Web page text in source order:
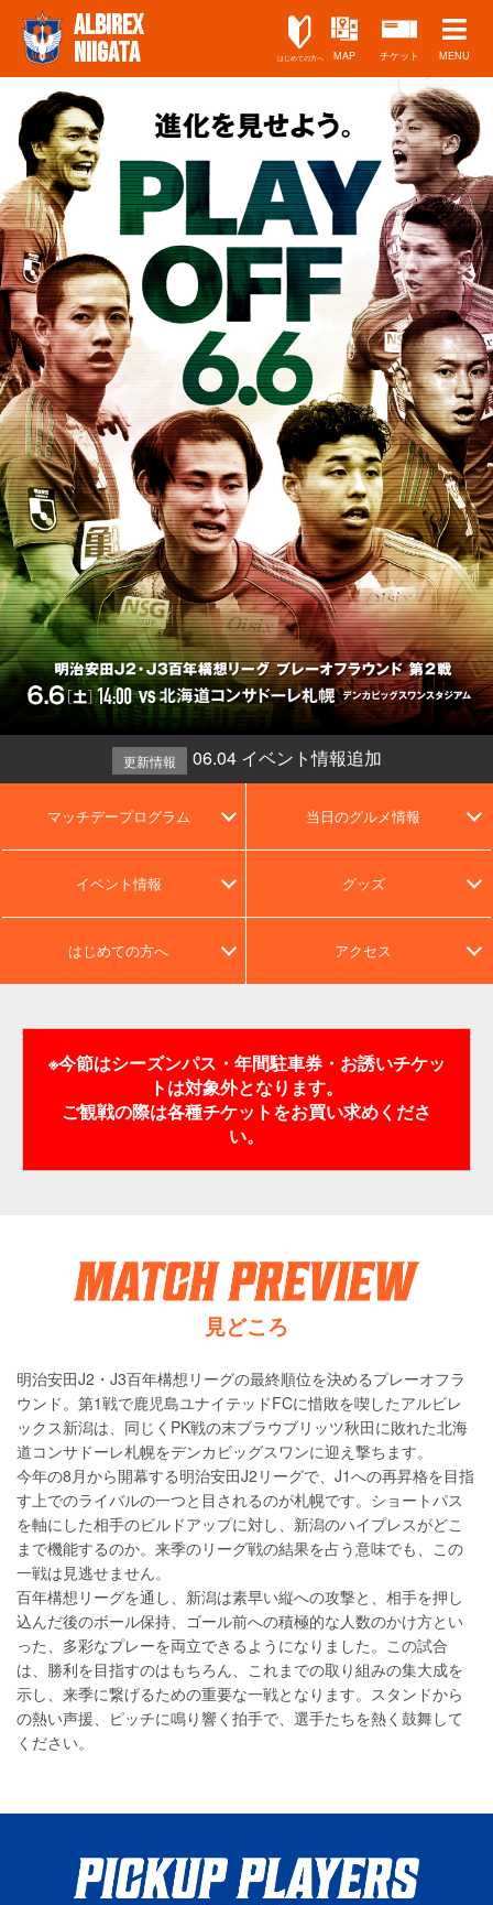
ALBIREX
NIIGATA
チケット
MAP
はじめての方へ MENU
更新情報 06.04 イベント情報追加
マッチデープログラム 当日のグルメ情報
イベント情報 グッズ
はじめての方へ アクセス
※今節はシーズンパス・年間駐車券・お誘いチケッ
トは対象外となります。
ご観戦の際は各種チケットをお買い求めくださ
い。
見どころ
明治安田J2・J3百年構想リーグの最終順位を決めるプレーオフラ
ウンド。第1戦で鹿児島ユナイテッドFCに惜敗を喫したアルビレ
ックス新潟は、同じくPK戦の末ブラウブリッツ秋田に敗れた北海
道コンサドーレ札幌をデンカビッグスワンに迎え撃ちます。
今年の8月から開幕する明治安田J2リーグで、J1への再昇格を目指
す上でのライバルの一つと目されるのが札幌です。ショートパス
を軸にした相手のビルドアップに対し、新潟のハイプレスがどこ
まで機能するのか。来季のリーグ戦の結果を占う意味でも、この
一戦は見逃せません。
百年構想リーグを通し、新潟は素早い縦への攻撃と、相手を押し
込んだ後のボール保持、ゴール前への積極的な人数のかけ方とい
った、多彩なプレーを両立できるようになりました。この試合
は、勝利を目指すのはもちろん、これまでの取り組みの集大成を
示し、来季に繋げるための重要な一戦となります。スタンドから
の熱い声援、ピッチに鳴り響く拍手で、選手たちを熱く鼓舞して
ください。